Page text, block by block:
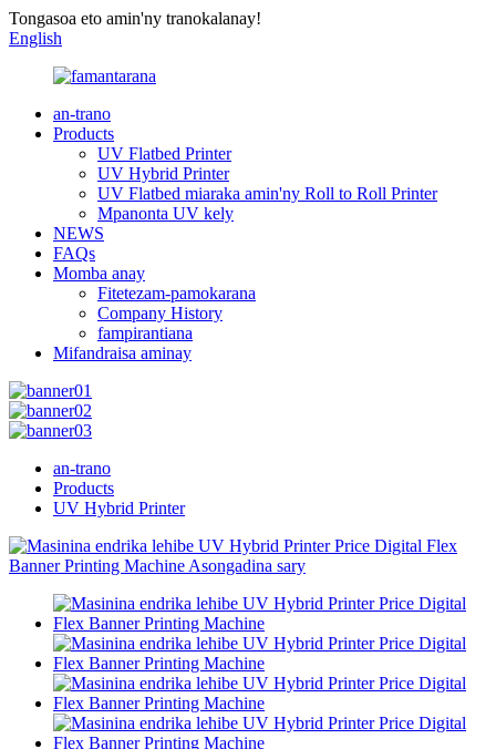
Tongasoa eto amin'ny tranokalanay!
English
an-trano
Products
UV Flatbed Printer
UV Hybrid Printer
UV Flatbed miaraka amin'ny Roll to Roll Printer
Mpanonta UV kely
NEWS
FAQs
Momba anay
Fitetezam-pamokarana
Company History
fampirantiana
Mifandraisa aminay
an-trano
Products
UV Hybrid Printer